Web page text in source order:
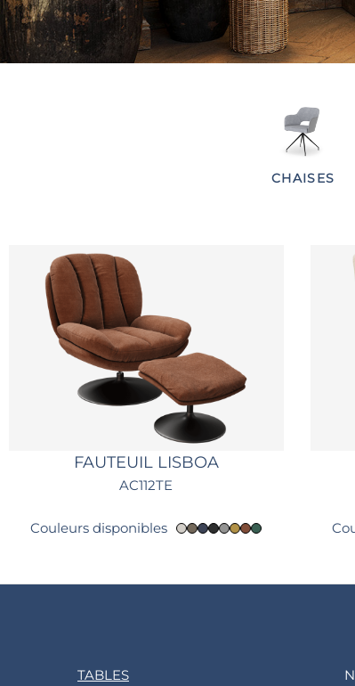
CHAISES
FAUTEUIL LISBOA
AC112TE
Couleurs disponibles
TABLES